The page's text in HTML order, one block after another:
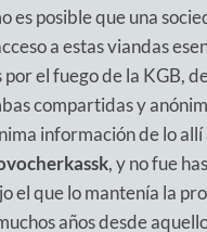
posible que una
a estas viandas
el fuego de la KGB,
compartidas y
información de lo
, y no fue
el que lo mantenía la
años desde